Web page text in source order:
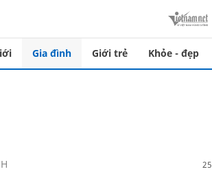
Gia đình Giới trẻ Khỏe - đẹp